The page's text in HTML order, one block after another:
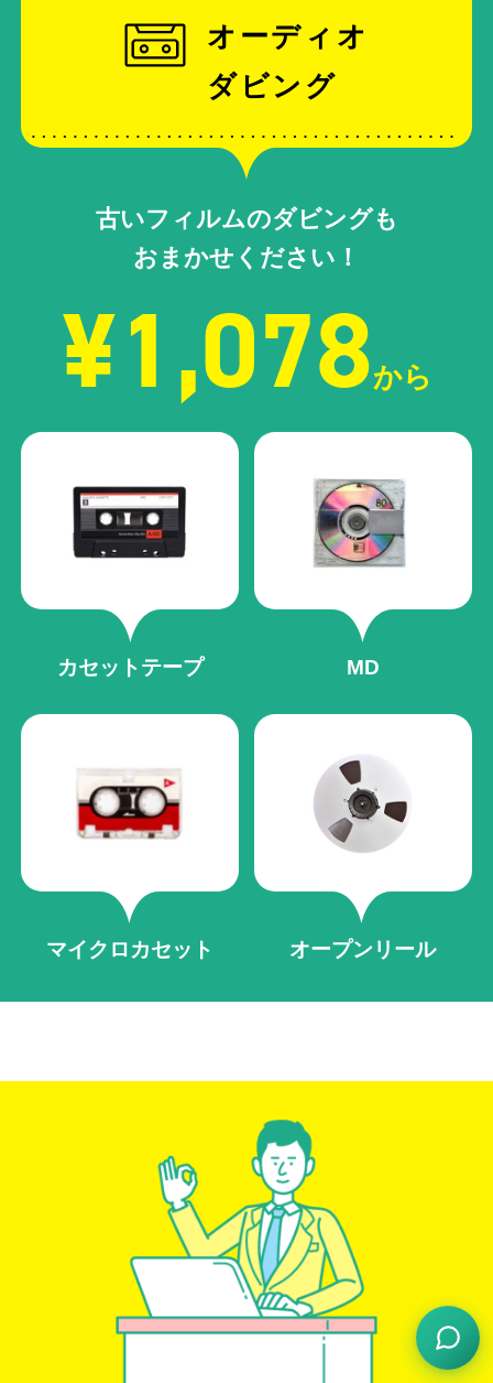
オーディオ
ダビング
古いフィルムのダビングも
おまかせください！
¥1,078から
カセットテープ MD
マイクロカセット オープンリール